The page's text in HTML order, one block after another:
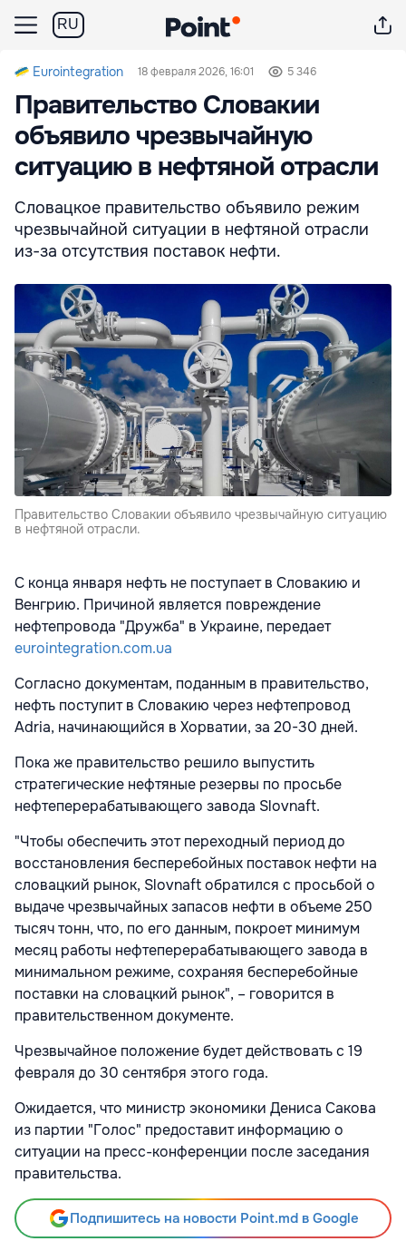
RU
Eurointegration 18 февраля 2026, 16:01 5 346
Правительство Словакии
объявило чрезвычайную
ситуацию в нефтяной отрасли
Словацкое правительство объявило режим
чрезвычайной ситуации в нефтяной отрасли
из-за отсутствия поставок нефти.
Правительство Словакии объявило чрезвычайную ситуацию
в нефтяной отрасли.
С конца января нефть не поступает в Словакию и
Венгрию. Причиной является повреждение
нефтепровода "Дружба" в Украине, передает
eurointegration.com.ua
Согласно документам, поданным в правительство,
нефть поступит в Словакию через нефтепровод
Adria, начинающийся в Хорватии, за 20-30 дней.
Пока же правительство решило выпустить
стратегические нефтяные резервы по просьбе
нефтеперерабатывающего завода Slovnaft.
"Чтобы обеспечить этот переходный период до
восстановления бесперебойных поставок нефти на
словацкий рынок, Slovnaft обратился с просьбой о
выдаче чрезвычайных запасов нефти в объеме 250
тысяч тонн, что, по его данным, покроет минимум
месяц работы нефтеперерабатывающего завода в
минимальном режиме, сохраняя бесперебойные
поставки на словацкий рынок", – говорится в
правительственном документе.
Чрезвычайное положение будет действовать с 19
февраля до 30 сентября этого года.
Ожидается, что министр экономики Дениса Сакова
из партии "Голос" предоставит информацию о
ситуации на пресс-конференции после заседания
правительства.
Подпишитесь на новости Point.md в Google